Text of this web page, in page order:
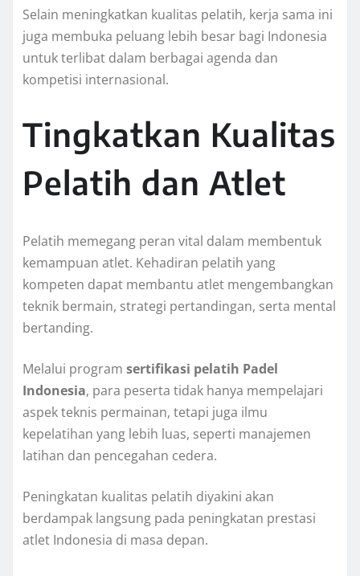
Selain meningkatkan kualitas pelatih, kerja sama ini
juga membuka peluang lebih besar bagi Indonesia
untuk terlibat dalam berbagai agenda dan
kompetisi internasional.
Tingkatkan Kualitas
Pelatih dan Atlet
Pelatih memegang peran vital dalam membentuk
kemampuan atlet. Kehadiran pelatih yang
kompeten dapat membantu atlet mengembangkan
teknik bermain, strategi pertandingan, serta mental
bertanding.
Melalui program sertifikasi pelatih Padel
Indonesia, para peserta tidak hanya mempelajari
aspek teknis permainan, tetapi juga ilmu
kepelatihan yang lebih luas, seperti manajemen
latihan dan pencegahan cedera.
Peningkatan kualitas pelatih diyakini akan
berdampak langsung pada peningkatan prestasi
atlet Indonesia di masa depan.